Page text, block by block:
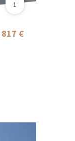
1
817 €